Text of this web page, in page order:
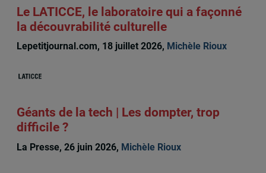
Le LATICCE, le laboratoire qui a façonné
la découvrabilité culturelle
Lepetitjournal.com, 18 juillet 2026, Michèle Rioux
Géants de la tech | Les dompter, trop
difficile ?
La Presse, 26 juin 2026, Michèle Rioux